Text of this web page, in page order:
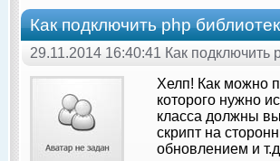
Как подключить php
29.11.2014 16:40:41 Как подключить
Хелп! Как можно
которого нужно
класса должны
скрипт на
обновлением и